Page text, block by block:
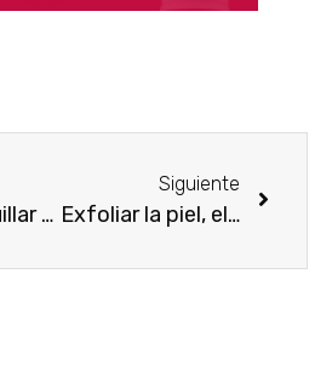
Cómo maquillar una gran nariz
Siguiente
Exfoliar la piel, el mejor truco de belleza